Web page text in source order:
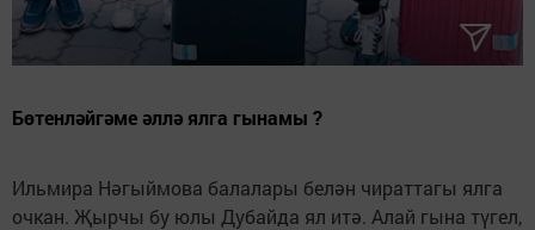
Бөтенләйгәме әллә ялга гынамы ?
Ильмира Нәгыймова балалары белән чираттагы ялга
очкан. Җырчы бу юлы Дубайда ял итә. Алай гына түгел,